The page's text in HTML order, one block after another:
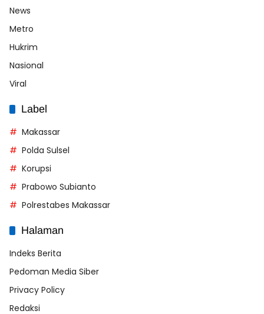
News
Metro
Hukrim
Nasional
Viral
Label
Makassar
Polda Sulsel
Korupsi
Prabowo Subianto
Polrestabes Makassar
Halaman
Indeks Berita
Pedoman Media Siber
Privacy Policy
Redaksi